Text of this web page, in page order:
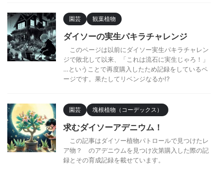
園芸 観葉植物
ダイソーの実生パキラチャレンジ
このページは以前にダイソー実生パキラチャレン
ジで敗北して以来、「これは流石に実生じゃろ！」
…ということで再度購入したため記録をしているペ
ージです。果たしてリベンジなるか!?
園芸 塊根植物（コーデックス）
求むダイソーアデニウム！
この記事はダイソー植物パトロールで見つけたレ
ア物？ のアデニウムを見つけ次第購入した際の記
録とその育成記録を載せています。